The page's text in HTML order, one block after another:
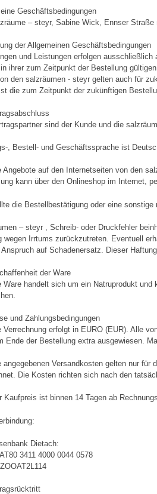
Geschäftsbedingungen
– steyr, Sabine Wick, Ennser
der Allgemeinen Geschäftsbedingungen
und Leistungen erfolgen
ihrer zum Zeitpunkt der Bestellung
den salzräumen - steyr gelten auch für
die zum Zeitpunkt der zukünftigen
sind der Kunde und die
, Bestell- und Geschäftssprache ist
Angebote auf den Internetseiten von den
kann über den Onlineshop im Internet,
die Bestellbestätigung oder eine
– steyr , Schreib- oder Druckfehler
wegen Irrtums zurückzutreten. Eventuell
auf Schadenersatz. Dieser
der Ware
Ware handelt sich um ein Natruprodukt
und Zahlungsbedingungen
Verrechnung erfolgt in EURO (EUR). Alle
Ende der Bestellung extra ausgewiesen.
angegebenen Versandkosten gelten nur
Die Kosten richten sich nach den
Kaufpreis ist binnen 14 Tagen ab
Dietach:
3411 4000 0044 0578